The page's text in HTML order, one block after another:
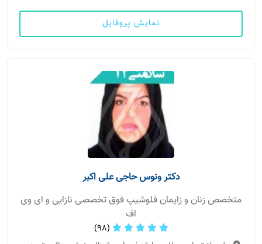
نمایش پروفایل
دکتر ونوس حاجی علی اکبر
متخصص زنان و زایمان فلوشیپ فوق تخصصی نازایی و ای وی
اف
(98)